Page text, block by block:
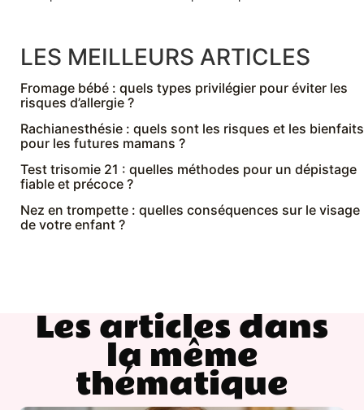
LES MEILLEURS ARTICLES
Fromage bébé : quels types privilégier pour éviter les
risques d’allergie ?
Rachianesthésie : quels sont les risques et les bienfaits
pour les futures mamans ?
Test trisomie 21 : quelles méthodes pour un dépistage
fiable et précoce ?
Nez en trompette : quelles conséquences sur le visage
de votre enfant ?
Les articles dans
la même
thématique